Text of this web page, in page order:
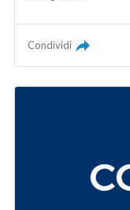
Condividi